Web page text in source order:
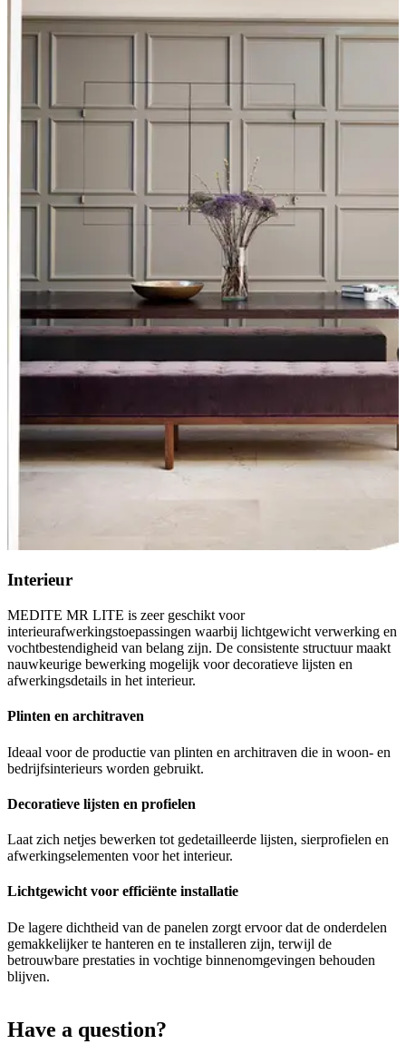
Interieur
MEDITE MR LITE is zeer geschikt voor
interieurafwerkingstoepassingen waarbij lichtgewicht verwerking en
vochtbestendigheid van belang zijn. De consistente structuur maakt
nauwkeurige bewerking mogelijk voor decoratieve lijsten en
afwerkingsdetails in het interieur.
Plinten en architraven
Ideaal voor de productie van plinten en architraven die in woon- en
bedrijfsinterieurs worden gebruikt.
Decoratieve lijsten en profielen
Laat zich netjes bewerken tot gedetailleerde lijsten, sierprofielen en
afwerkingselementen voor het interieur.
Lichtgewicht voor efficiënte installatie
De lagere dichtheid van de panelen zorgt ervoor dat de onderdelen
gemakkelijker te hanteren en te installeren zijn, terwijl de
betrouwbare prestaties in vochtige binnenomgevingen behouden
blijven.
Have a question?